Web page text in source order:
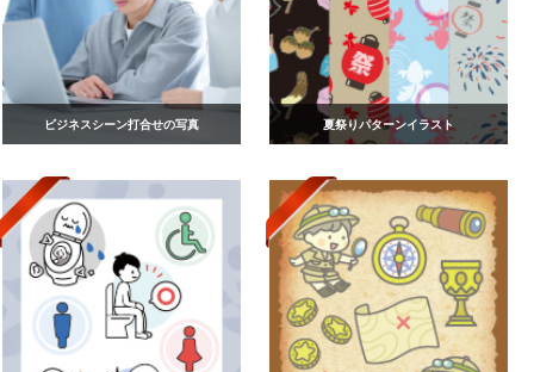
ビジネスシーン打合せの写真 夏祭りパターンイラスト